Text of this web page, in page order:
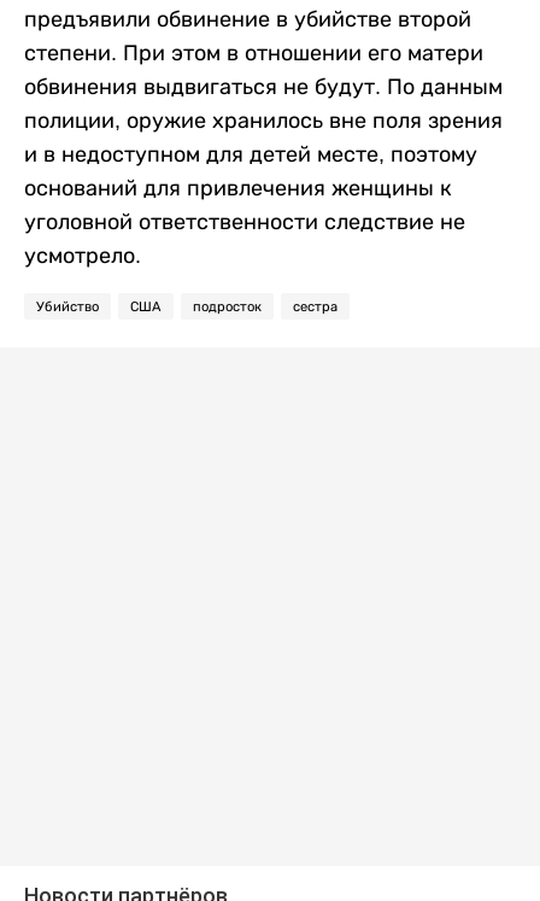
предъявили обвинение в убийстве второй
степени. При этом в отношении его матери
обвинения выдвигаться не будут. По данным
полиции, оружие хранилось вне поля зрения
и в недоступном для детей месте, поэтому
оснований для привлечения женщины к
уголовной ответственности следствие не
усмотрело.
Убийство США подросток сестра